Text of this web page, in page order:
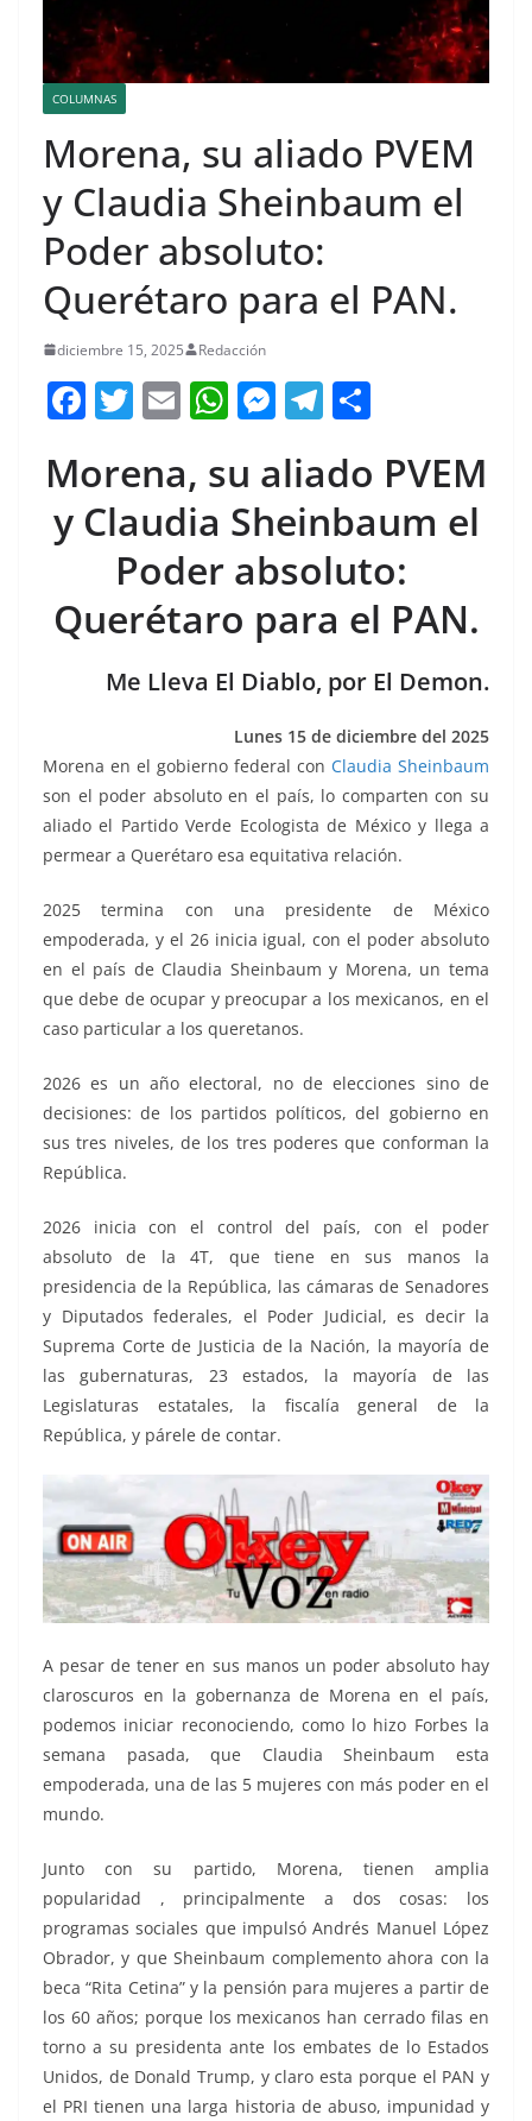
COLUMNAS
Morena, su aliado PVEM
y Claudia Sheinbaum el
Poder absoluto:
Querétaro para el PAN.
diciembre 15, 2025 Redacción
F
c
e
b
o
T
itt
er
E
ai
l
W
at
s
A
p
p
M
ss
e
n
g
er
T
e
gr
a
m
m
p
ar
tir
Morena, su aliado PVEM
y Claudia Sheinbaum el
Poder absoluto:
Querétaro para el PAN.
Me Lleva El Diablo, por El Demon.
Lunes 15 de diciembre del 2025
Morena en el gobierno federal con Claudia Sheinbaum
son el poder absoluto en el país, lo comparten con su
aliado el Partido Verde Ecologista de México y llega a
permear a Querétaro esa equitativa relación.
2025 termina con una presidente de México
empoderada, y el 26 inicia igual, con el poder absoluto
en el país de Claudia Sheinbaum y Morena, un tema
que debe de ocupar y preocupar a los mexicanos, en el
caso particular a los queretanos.
2026 es un año electoral, no de elecciones sino de
decisiones: de los partidos políticos, del gobierno en
sus tres niveles, de los tres poderes que conforman la
República.
2026 inicia con el control del país, con el poder
absoluto de la 4T, que tiene en sus manos la
presidencia de la República, las cámaras de Senadores
y Diputados federales, el Poder Judicial, es decir la
Suprema Corte de Justicia de la Nación, la mayoría de
las gubernaturas, 23 estados, la mayoría de las
Legislaturas estatales, la fiscalía general de la
República, y párele de contar.
A pesar de tener en sus manos un poder absoluto hay
claroscuros en la gobernanza de Morena en el país,
podemos iniciar reconociendo, como lo hizo Forbes la
semana pasada, que Claudia Sheinbaum esta
empoderada, una de las 5 mujeres con más poder en el
mundo.
Junto con su partido, Morena, tienen amplia
popularidad , principalmente a dos cosas: los
programas sociales que impulsó Andrés Manuel López
Obrador, y que Sheinbaum complemento ahora con la
beca “Rita Cetina” y la pensión para mujeres a partir de
los 60 años; porque los mexicanos han cerrado filas en
torno a su presidenta ante los embates de lo Estados
Unidos, de Donald Trump, y claro esta porque el PAN y
el PRI tienen una larga historia de abuso, impunidad y